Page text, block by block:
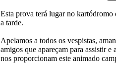
Esta prova terá lugar no kartódromo
a tarde.
Apelamos a todos os vespistas,
amigos que apareçam para assistir e
nos proporcionam este animado